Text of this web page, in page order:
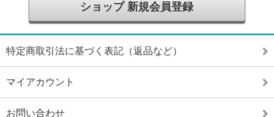
ショップ 新規会員登録
特定商取引法に基づく表記（返品など）
マイアカウント
お問い合わせ